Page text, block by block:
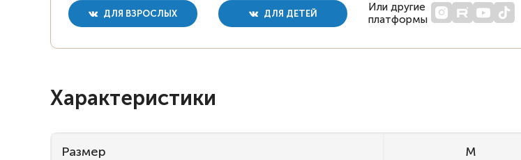
ДЛЯ ВЗРОСЛЫХ ДЛЯ ДЕТЕЙ
Или другие
платформы
Характеристики
Размер M